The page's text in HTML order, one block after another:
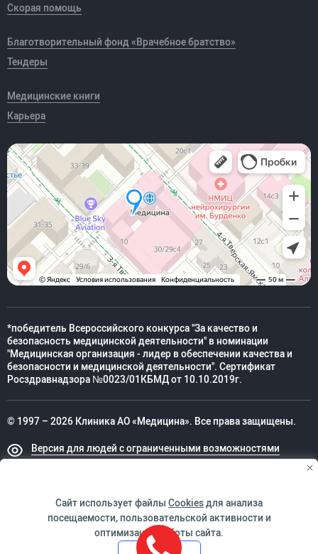
Скорая помощь
Благотворительный фонд «Врачебное братство»
Тендеры
Медицинские книги
Карьера
*победитель Всероссийского конкурса "За качество и
безопасность медицинской деятельности" в номинации
"Медицинская организация - лидер в обеспечении качества и
безопасности и медицинской деятельности". Сертификат
Росздравнадзора №0023/01КБМД от 10.10.2019г.
© 1997 – 2026 Клиника АО «Медицина». Все права защищены.
Версия для людей с ограниченными возможностями
ИМЕЮТСЯ ПРОТИВОПОКАЗАНИЯ. НЕОБХОДИМО
Сайт использует файлы Cookiesдля анализа
посещаемости, пользовательской активности и
оптимизации работы сайта.